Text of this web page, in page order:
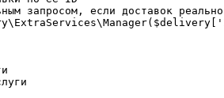
запросом, если доставок